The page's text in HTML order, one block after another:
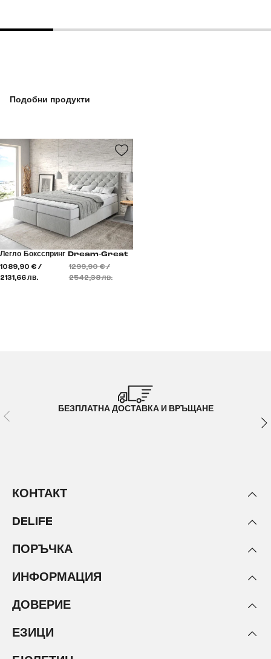
Подобни продукти
Легло Боксспринг Dream-Great
1089,90 € /
2131,66 лв.
1299,90 € /
2542,38 лв.
БЕЗПЛАТНА ДОСТАВКА И ВРЪЩАНЕ
КОНТАКТ
DELIFE
ПОРЪЧКА
ИНФОРМАЦИЯ
ДОВЕРИЕ
ЕЗИЦИ